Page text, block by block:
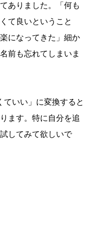
ありました。「何も
て良いということ
になってきた」細か
前も忘れてしまいま
ていい」に変換すると
ます。特に自分を追
してみて欲しいで